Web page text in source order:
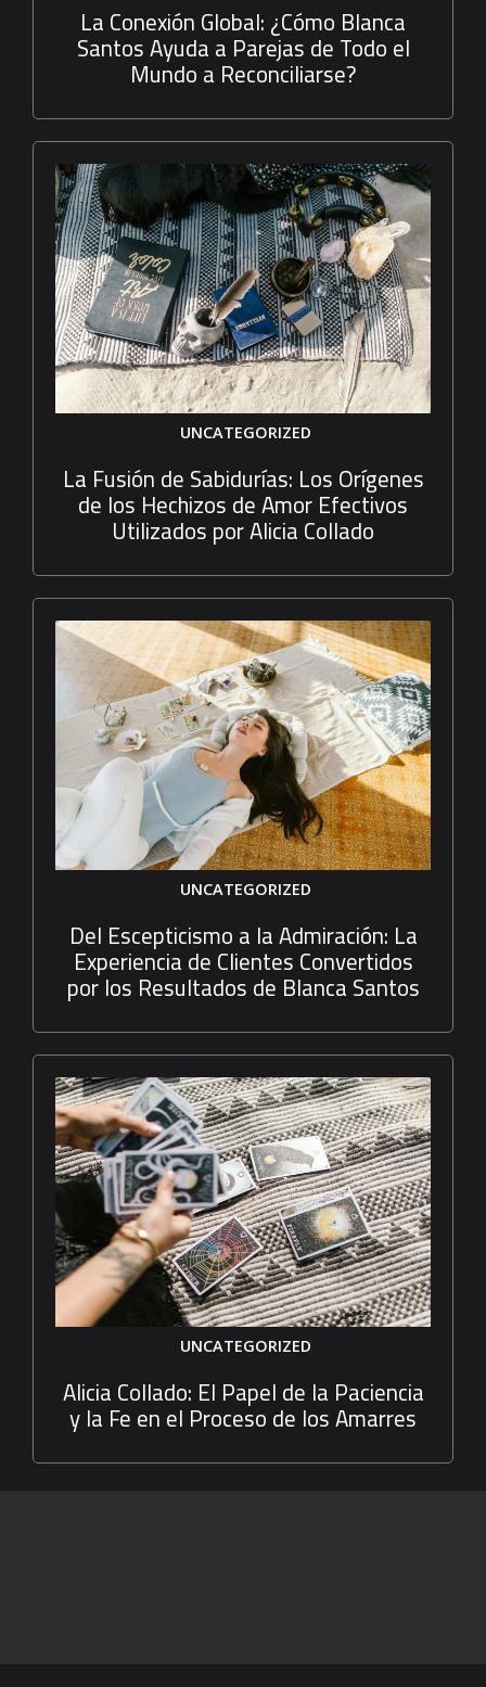
La Conexión Global: ¿Cómo Blanca
Santos Ayuda a Parejas de Todo el
Mundo a Reconciliarse?
UNCATEGORIZED
La Fusión de Sabidurías: Los Orígenes
de los Hechizos de Amor Efectivos
Utilizados por Alicia Collado
UNCATEGORIZED
Del Escepticismo a la Admiración: La
Experiencia de Clientes Convertidos
por los Resultados de Blanca Santos
UNCATEGORIZED
Alicia Collado: El Papel de la Paciencia
y la Fe en el Proceso de los Amarres